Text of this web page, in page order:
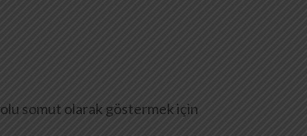
somut olarak göstermek için